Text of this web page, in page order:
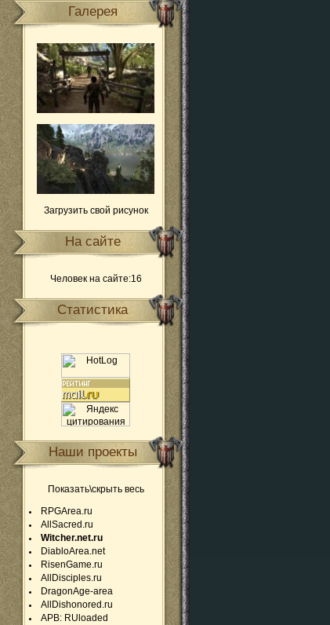
Галерея
Загрузить свой рисунок
На сайте
Человек на сайте:16
Статистика
Наши проекты
Показать\скрыть весь
RPGArea.ru
AllSacred.ru
Witcher.net.ru
DiabloArea.net
RisenGame.ru
AllDisciples.ru
DragonAge-area
AllDishonored.ru
APB: RUloaded